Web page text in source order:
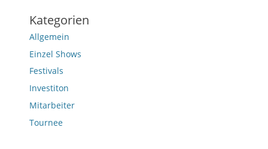
Kategorien
Allgemein
Einzel Shows
Festivals
Investiton
Mitarbeiter
Tournee